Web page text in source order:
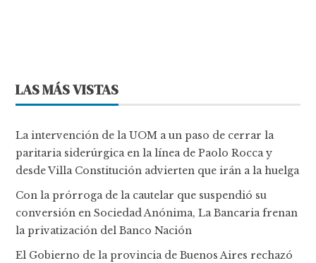
LAS MÁS VISTAS
La intervención de la UOM a un paso de cerrar la
paritaria siderúrgica en la línea de Paolo Rocca y
desde Villa Constitución advierten que irán a la huelga
Con la prórroga de la cautelar que suspendió su
conversión en Sociedad Anónima, La Bancaria frenan
la privatización del Banco Nación
El Gobierno de la provincia de Buenos Aires rechazó